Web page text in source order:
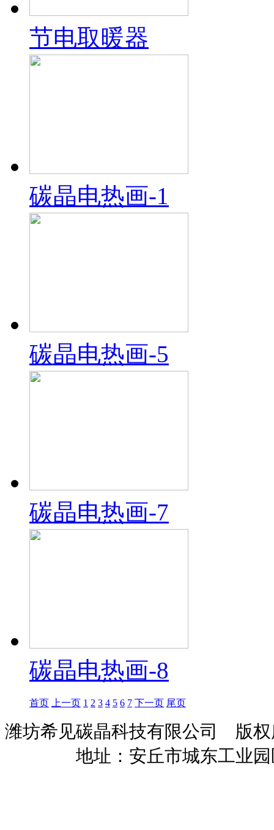
节电取暖器
碳晶电热画-1
碳晶电热画-5
碳晶电热画-7
碳晶电热画-8
首页 上一页 1 2 3 4 5 6 7 下一页 尾页
潍坊希见碳晶科技有限公司
地址：安丘市城东工业